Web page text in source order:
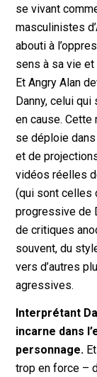
se vivant
masculinistes
abouti à
sens à sa vie
Et Angry Alan
Danny, celui
en cause. Cette
se déploie
et de
vidéos réelles
(qui sont celles
progressive de
de critiques
souvent, du
vers d’autres
agressives.
Interprétant
incarne dans
personnage.
trop en force –